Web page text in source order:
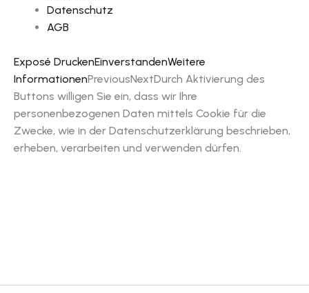
Datenschutz
AGB
Exposé DruckenEinverstandenWeitere
InformationenPreviousNextDurch Aktivierung des
Buttons willigen Sie ein, dass wir Ihre
personenbezogenen Daten mittels Cookie für die
Zwecke, wie in der Datenschutzerklärung beschrieben,
erheben, verarbeiten und verwenden dürfen.